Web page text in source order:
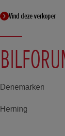
Vind deze verkoper
Denemarken
Herning